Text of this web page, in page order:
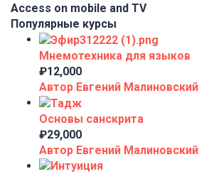
Access on mobile and TV
Популярные курсы
Мнемотехника для языков
₽12,000
Автор Евгений Малиновский
Основы санскрита
₽29,000
Автор Евгений Малиновский